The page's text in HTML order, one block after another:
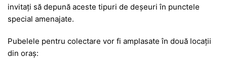
invitați să depună aceste tipuri de deșeuri în punctele
special amenajate.
Pubelele pentru colectare vor fi amplasate în două locații
din oraș: